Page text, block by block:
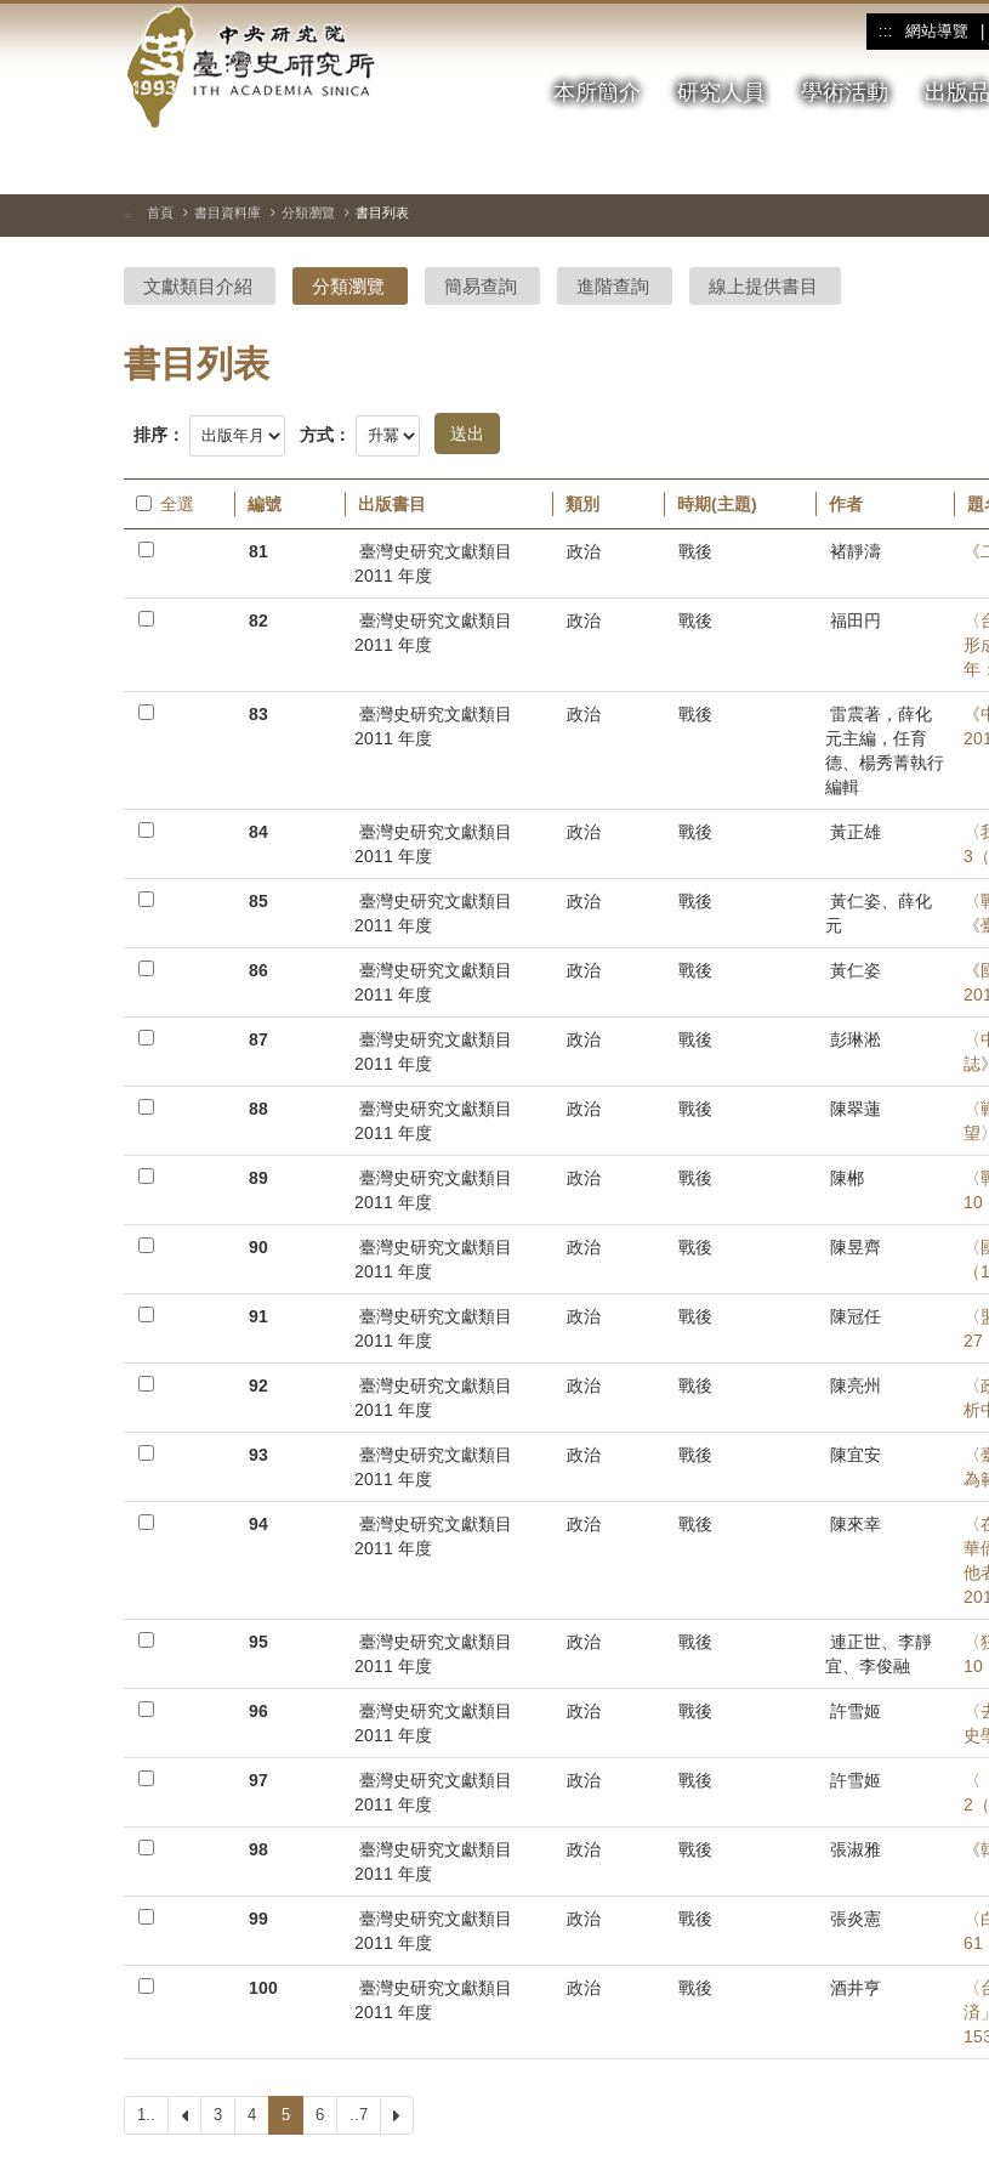
到
中
央
研
院-
臺
灣
史
究
所-
首
頁
::: 網站導覽
本所簡介 研究人員 學術活動 出版品
::: 首頁 書目資料庫 分類瀏覽 書目列表
文獻類目介紹 分類瀏覽 簡易查詢 進階查詢 線上提供書目
書目列表
排序： 方式：
全選 編號 出版書目 類別 時期(主題) 作者 題
81
臺灣史研究文獻類目
2011 年度
政治 戰後 褚靜濤
82
臺灣史研究文獻類目
2011 年度
政治 戰後 福田円
形
年
83
臺灣史研究文獻類目
2011 年度
政治 戰後
雷震著，薛化
元主編，任育
德、楊秀菁執行
編輯
84
臺灣史研究文獻類目
2011 年度
政治 戰後 黃正雄
3
85
臺灣史研究文獻類目
2011 年度
政治 戰後
黃仁姿、薛化
元
86
臺灣史研究文獻類目
2011 年度
政治 戰後 黃仁姿
87
臺灣史研究文獻類目
2011 年度
政治 戰後 彭琳淞
誌
88
臺灣史研究文獻類目
2011 年度
政治 戰後 陳翠蓮
望
89
臺灣史研究文獻類目
2011 年度
政治 戰後 陳郴
10
90
臺灣史研究文獻類目
2011 年度
政治 戰後 陳昱齊
91
臺灣史研究文獻類目
2011 年度
政治 戰後 陳冠任
27
92
臺灣史研究文獻類目
2011 年度
政治 戰後 陳亮州
析
93
臺灣史研究文獻類目
2011 年度
政治 戰後 陳宜安
為
94
臺灣史研究文獻類目
2011 年度
政治 戰後 陳來幸
華
他
95
臺灣史研究文獻類目
2011 年度
政治 戰後
連正世、李靜
宜、李俊融
10
96
臺灣史研究文獻類目
2011 年度
政治 戰後 許雪姬
史
97
臺灣史研究文獻類目
2011 年度
政治 戰後 許雪姬
2
98
臺灣史研究文獻類目
2011 年度
政治 戰後 張淑雅
99
臺灣史研究文獻類目
2011 年度
政治 戰後 張炎憲
61
100
臺灣史研究文獻類目
2011 年度
政治 戰後 酒井亨
済
1..
上
一
3 4 5 6 ..7
一